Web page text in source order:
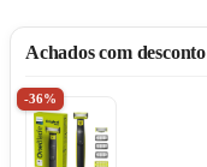
Achados com desconto
-36%